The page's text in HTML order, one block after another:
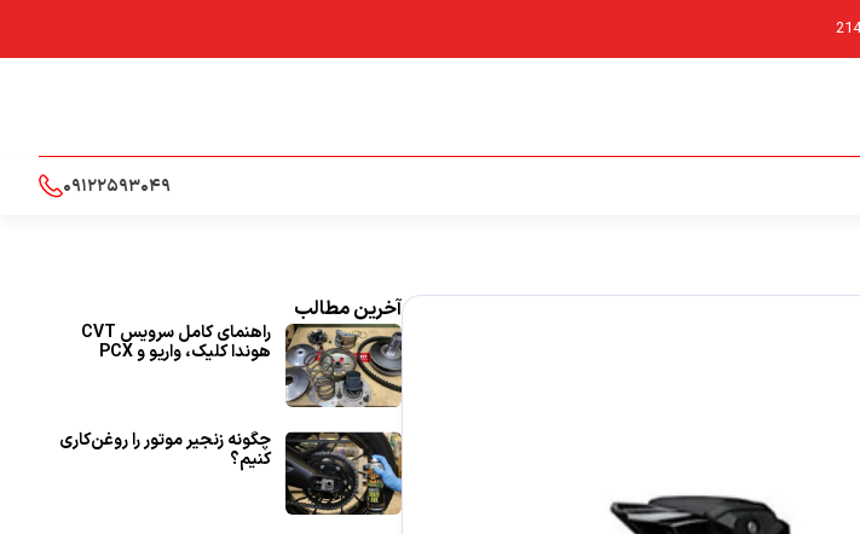
09122593049
آخرین مطالب
راهنمای کامل سرویس CVT
هوندا کلیک، واریو و PCX
چگونه زنجیر موتور را روغن‌کاری
کنیم؟